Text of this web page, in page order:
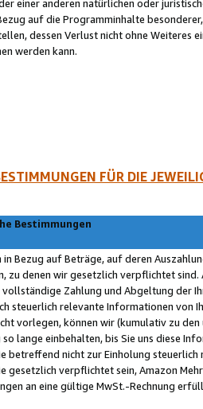
einer anderen natürlichen oder
auf die Programminhalte
dessen Verlust nicht ohne Weiteres
werden kann.
FÜR DIE
Bestimmungen
Bezug auf Beträge, auf deren
zu denen wir gesetzlich verpflichtet
Zahlung und Abgeltung der
steuerlich relevante Informationen von
vorlegen, können wir (kumulativ zu
lange einbehalten, bis Sie uns diese
betreffend nicht zur Einholung
gesetzlich verpflichtet sein, Amazon
an eine gültige MwSt.-Rechnung